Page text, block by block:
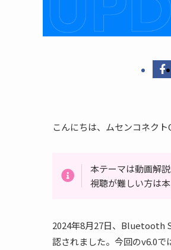
こんにちは、ムセンコネク
本テーマは動画解
視聴が難しい方は
2024年8月27日、Bluetooth
認されました。今回のv6.0